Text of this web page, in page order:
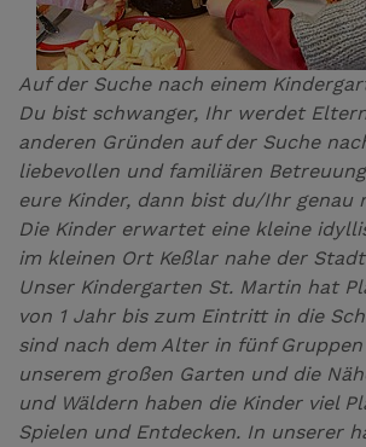
Auf der Suche nach einem
Du bist schwanger, Ihr werdet
anderen Gründen auf der Suche
liebevollen und familiären
eure Kinder, dann bist du/Ihr genau
Die Kinder erwartet eine kleine
im kleinen Ort Keßlar nahe der
Unser Kindergarten St. Martin hat
von 1 Jahr bis zum Eintritt in die
sind nach dem Alter in fünf
unserem großen Garten und die
und Wäldern haben die Kinder viel
Spielen und Entdecken. In unserer